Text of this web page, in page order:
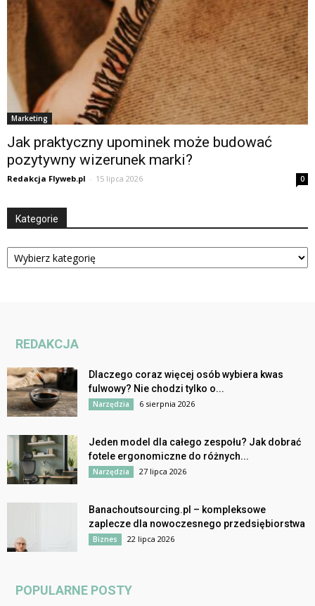
Marketing
Jak praktyczny upominek może budować
pozytywny wizerunek marki?
Redakcja Flyweb.pl - 15 lipca 2026 0
Kategorie
Kategorie
REDAKCJA
Dlaczego coraz więcej osób wybiera kwas
fulwowy? Nie chodzi tylko o...
Narzędzia 6 sierpnia 2026
Jeden model dla całego zespołu? Jak dobrać
fotele ergonomiczne do różnych...
Narzędzia 27 lipca 2026
Banachoutsourcing.pl – kompleksowe
zaplecze dla nowoczesnego przedsiębiorstwa
Biznes 22 lipca 2026
POPULARNE POSTY